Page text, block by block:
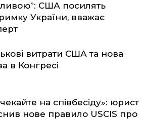
США посилять
України, вважає
витрати США та нова
в Конгресі
на співбесіду»: юрист
нове правило USCIS про